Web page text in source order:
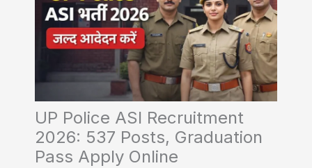
UP Police ASI Recruitment
2026: 537 Posts, Graduation
Pass Apply Online